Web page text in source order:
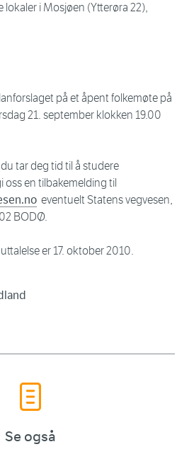
lokaler i Mosjøen (Ytterøra 22),
på et åpent folkemøte på
21. september klokken 19.00
tar deg tid til å studere
oss en tilbakemelding til
eventuelt Statens vegvesen,
BODØ.
er 17. oktober 2010.
Se også